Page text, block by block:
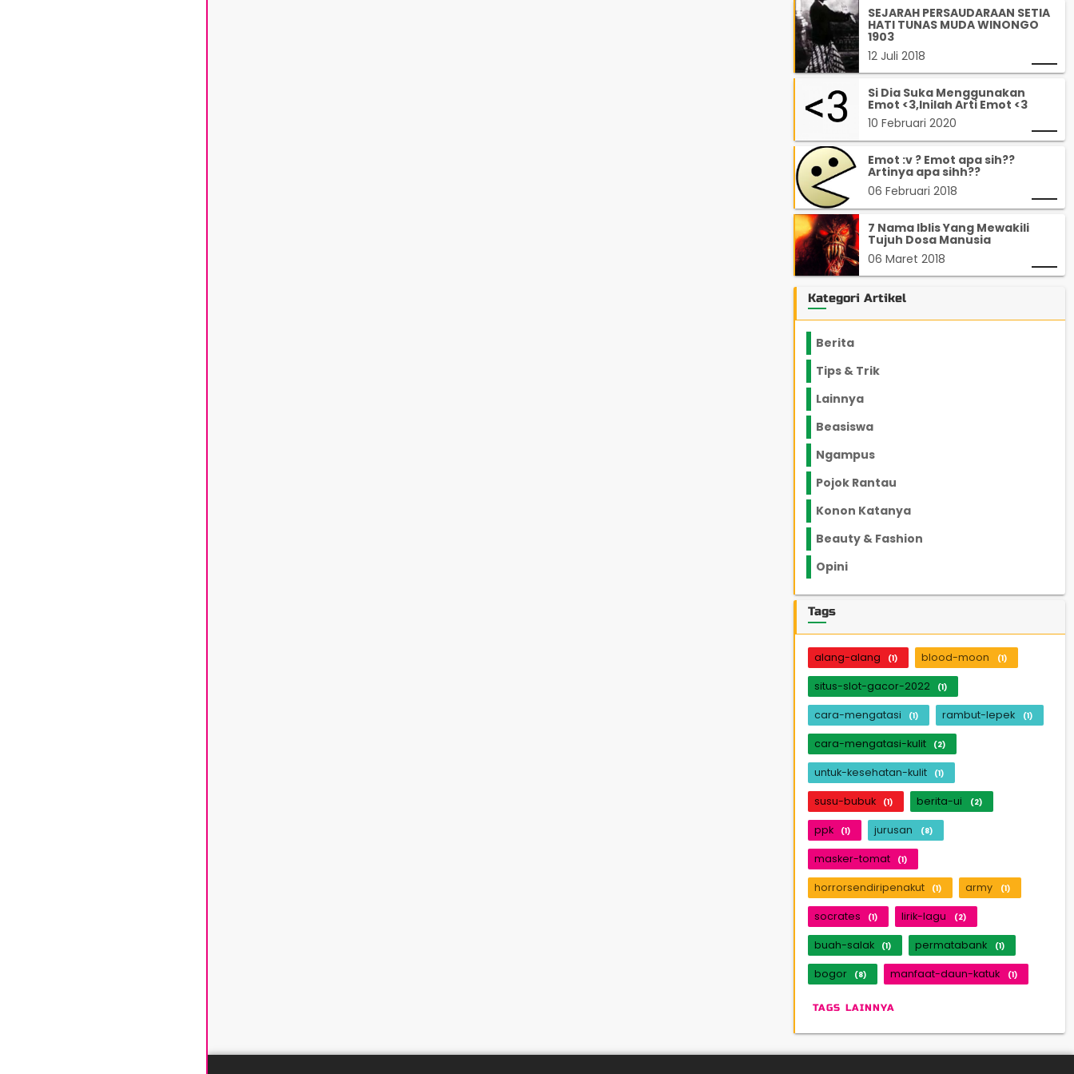
SEJARAH PERSAUDARAAN SETIA
HATI TUNAS MUDA WINONGO
1903
12 Juli 2018
Si Dia Suka Menggunakan
Emot <3,Inilah Arti Emot <3
10 Februari 2020
Emot :v ? Emot apa sih??
Artinya apa sihh??
06 Februari 2018
7 Nama Iblis Yang Mewakili
Tujuh Dosa Manusia
06 Maret 2018
Kategori Artikel
Berita
Tips & Trik
Lainnya
Beasiswa
Ngampus
Pojok Rantau
Konon Katanya
Beauty & Fashion
Opini
Tags
alang-alang (1) blood-moon (1)
situs-slot-gacor-2022 (1)
cara-mengatasi (1) rambut-lepek (1)
cara-mengatasi-kulit (2)
untuk-kesehatan-kulit (1)
susu-bubuk (1) berita-ui (2)
ppk (1) jurusan (8)
masker-tomat (1)
horrorsendiripenakut (1) army (1)
socrates (1) lirik-lagu (2)
buah-salak (1) permatabank (1)
bogor (8) manfaat-daun-katuk (1)
TAGS LAINNYA